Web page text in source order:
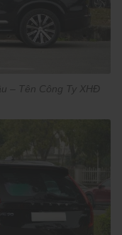
– Tên Công Ty XHĐ